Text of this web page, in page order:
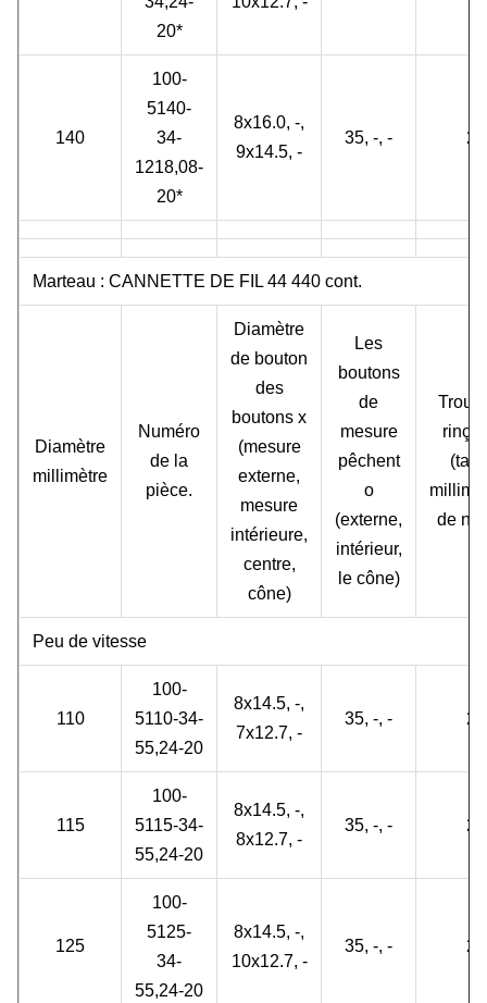
20*
140
100-
5140-
34-
1218,08-
20*
8x16.0, -,
9x14.5, -
35, -, - 2
Marteau : CANNETTE DE FIL 44 440 cont.
Diamètre
millimètre
Numéro
de la
pièce.
Diamètre
de bouton
des
boutons x
(mesure
externe,
mesure
intérieure,
centre,
cône)
Les
boutons
de
mesure
pêchent
o
(externe,
intérieur,
le cône)
Trous
de
Peu de vitesse
110
100-
5110-34-
55,24-20
8x14.5, -,
7x12.7, -
35, -, - 2
115
100-
5115-34-
55,24-20
8x14.5, -,
8x12.7, -
35, -, - 2
125
100-
5125-
34-
55,24-20
8x14.5, -,
10x12.7, -
35, -, - 2